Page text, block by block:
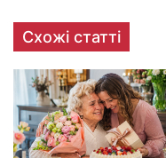
Схожі статті